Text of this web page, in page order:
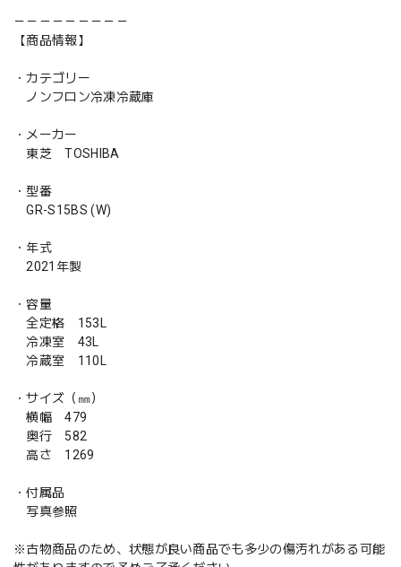
－－－－－－－－－
【商品情報】
・カテゴリー
ノンフロン冷凍冷蔵庫
・メーカー
東芝 TOSHIBA
・型番
GR-S15BS (W)
・年式
2021年製
・容量
全定格 153L
冷凍室 43L
冷蔵室 110L
・サイズ（㎜）
横幅 479
奥行 582
高さ 1269
・付属品
写真参照
※古物商品のため、状態が良い商品でも多少の傷汚れがある可能